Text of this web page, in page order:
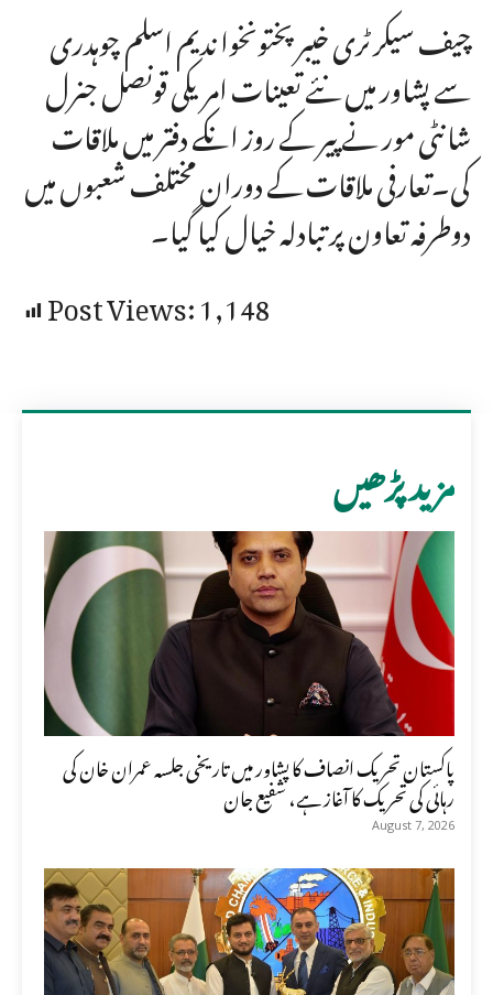
چیف سیکرٹری خیبر پختونخوا ندیم اسلم چوہدری
سے پشاور میں نئے تعینات امریکی قونصل جنرل
شانٹی مور نے پیر کے روز انکے دفتر میں ملاقات
کی۔تعارفی ملاقات کے دوران مختلف شعبوں میں
دوطرفہ تعاون پر تبادلہ خیال کیا گیا۔
Post Views:1,148
مزید پڑھیں
پاکستان تحریک انصاف کا پشاور میں تاریخی جلسہ عمران خان کی
رہائی کی تحریک کا آغاز ہے، شفیع جان
August 7, 2026